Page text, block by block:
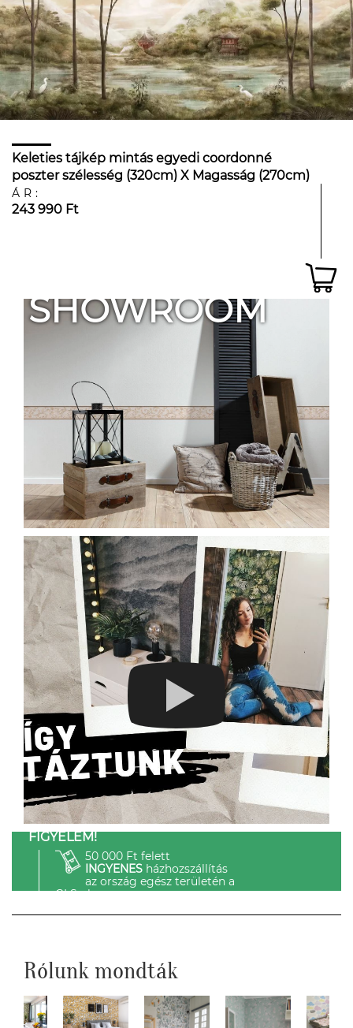
Keleties tájkép mintás egyedi coordonné
poszter szélesség (320cm) X Magasság (270cm)
vinyl
ÁR:
243 990 Ft
SHOWROOM
FIGYELEM!
50 000 Ft felett
INGYENESházhozszállítás
az ország egész területén a
GLS-el.
Rólunk mondták